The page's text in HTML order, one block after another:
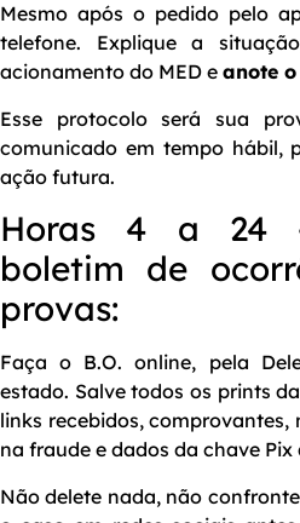
Mesmo após o pedido pelo
telefone. Explique a
acionamento do MED e anote
Esse protocolo será sua
comunicado em tempo hábil,
ação futura.
Horas 4 a 24
boletim de
provas:
Faça o B.O. online, pela
estado. Salve todos os prints
links recebidos,
na fraude e dados da chave Pix
Não delete nada, não